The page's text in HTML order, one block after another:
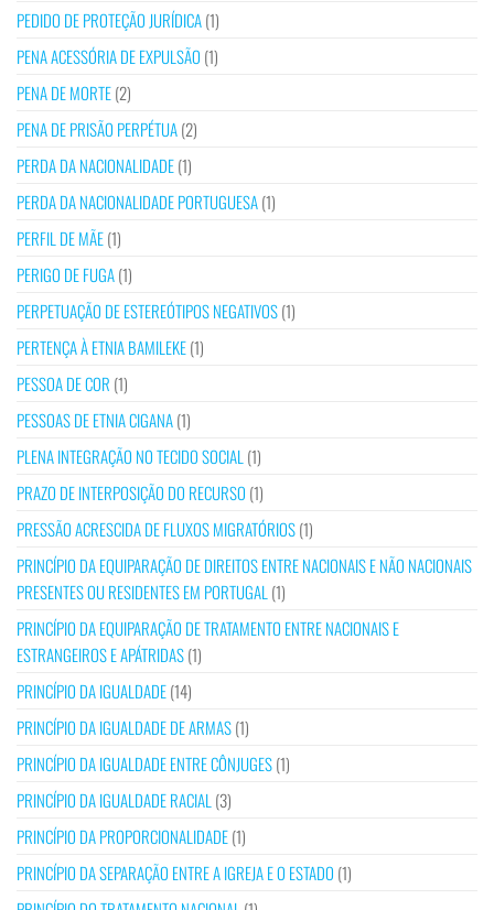
PEDIDO DE PROTEÇÃO JURÍDICA(1)
PENA ACESSÓRIA DE EXPULSÃO (1)
PENA DE MORTE(2)
PENA DE PRISÃO PERPÉTUA(2)
PERDA DA NACIONALIDADE(1)
PERDA DA NACIONALIDADE PORTUGUESA(1)
PERFIL DE MÃE(1)
PERIGO DE FUGA(1)
PERPETUAÇÃO DE ESTEREÓTIPOS NEGATIVOS(1)
PERTENÇA À ETNIA BAMILEKE(1)
PESSOA DE COR (1)
PESSOAS DE ETNIA CIGANA(1)
PLENA INTEGRAÇÃO NO TECIDO SOCIAL (1)
PRAZO DE INTERPOSIÇÃO DO RECURSO (1)
PRESSÃO ACRESCIDA DE FLUXOS MIGRATÓRIOS(1)
PRINCÍPIO DA EQUIPARAÇÃO DE DIREITOS ENTRE NACIONAIS E NÃO NACIONAIS
PRESENTES OU RESIDENTES EM PORTUGAL (1)
PRINCÍPIO DA EQUIPARAÇÃO DE TRATAMENTO ENTRE NACIONAIS E
ESTRANGEIROS E APÁTRIDAS(1)
PRINCÍPIO DA IGUALDADE(14)
PRINCÍPIO DA IGUALDADE DE ARMAS(1)
PRINCÍPIO DA IGUALDADE ENTRE CÔNJUGES(1)
PRINCÍPIO DA IGUALDADE RACIAL (3)
PRINCÍPIO DA PROPORCIONALIDADE(1)
PRINCÍPIO DA SEPARAÇÃO ENTRE A IGREJA E O ESTADO (1)